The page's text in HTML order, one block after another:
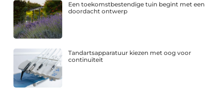
Een toekomstbestendige tuin begint met een
doordacht ontwerp
Tandartsapparatuur kiezen met oog voor
continuïteit